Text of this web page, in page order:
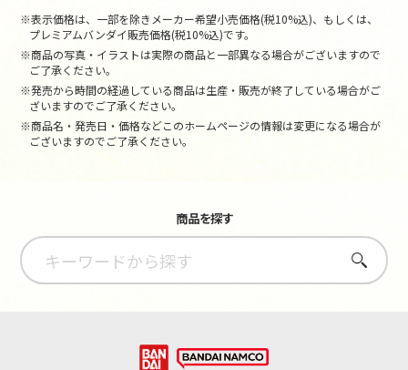
※表示価格は、一部を除きメーカー希望小売価格(税10%込)、もしくは、
プレミアムバンダイ販売価格(税10%込)です。
※商品の写真・イラストは実際の商品と一部異なる場合がございますので
ご了承ください。
※発売から時間の経過している商品は生産・販売が終了している場合がご
ざいますのでご了承ください。
※商品名・発売日・価格などこのホームページの情報は変更になる場合が
ございますのでご了承ください。
商品を探す
さがす